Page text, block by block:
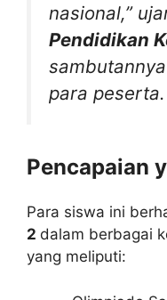
nasional,”
Pendidikan
para peserta.
Pencapaian
Para siswa ini
2 dalam berbagai
yang meliputi: